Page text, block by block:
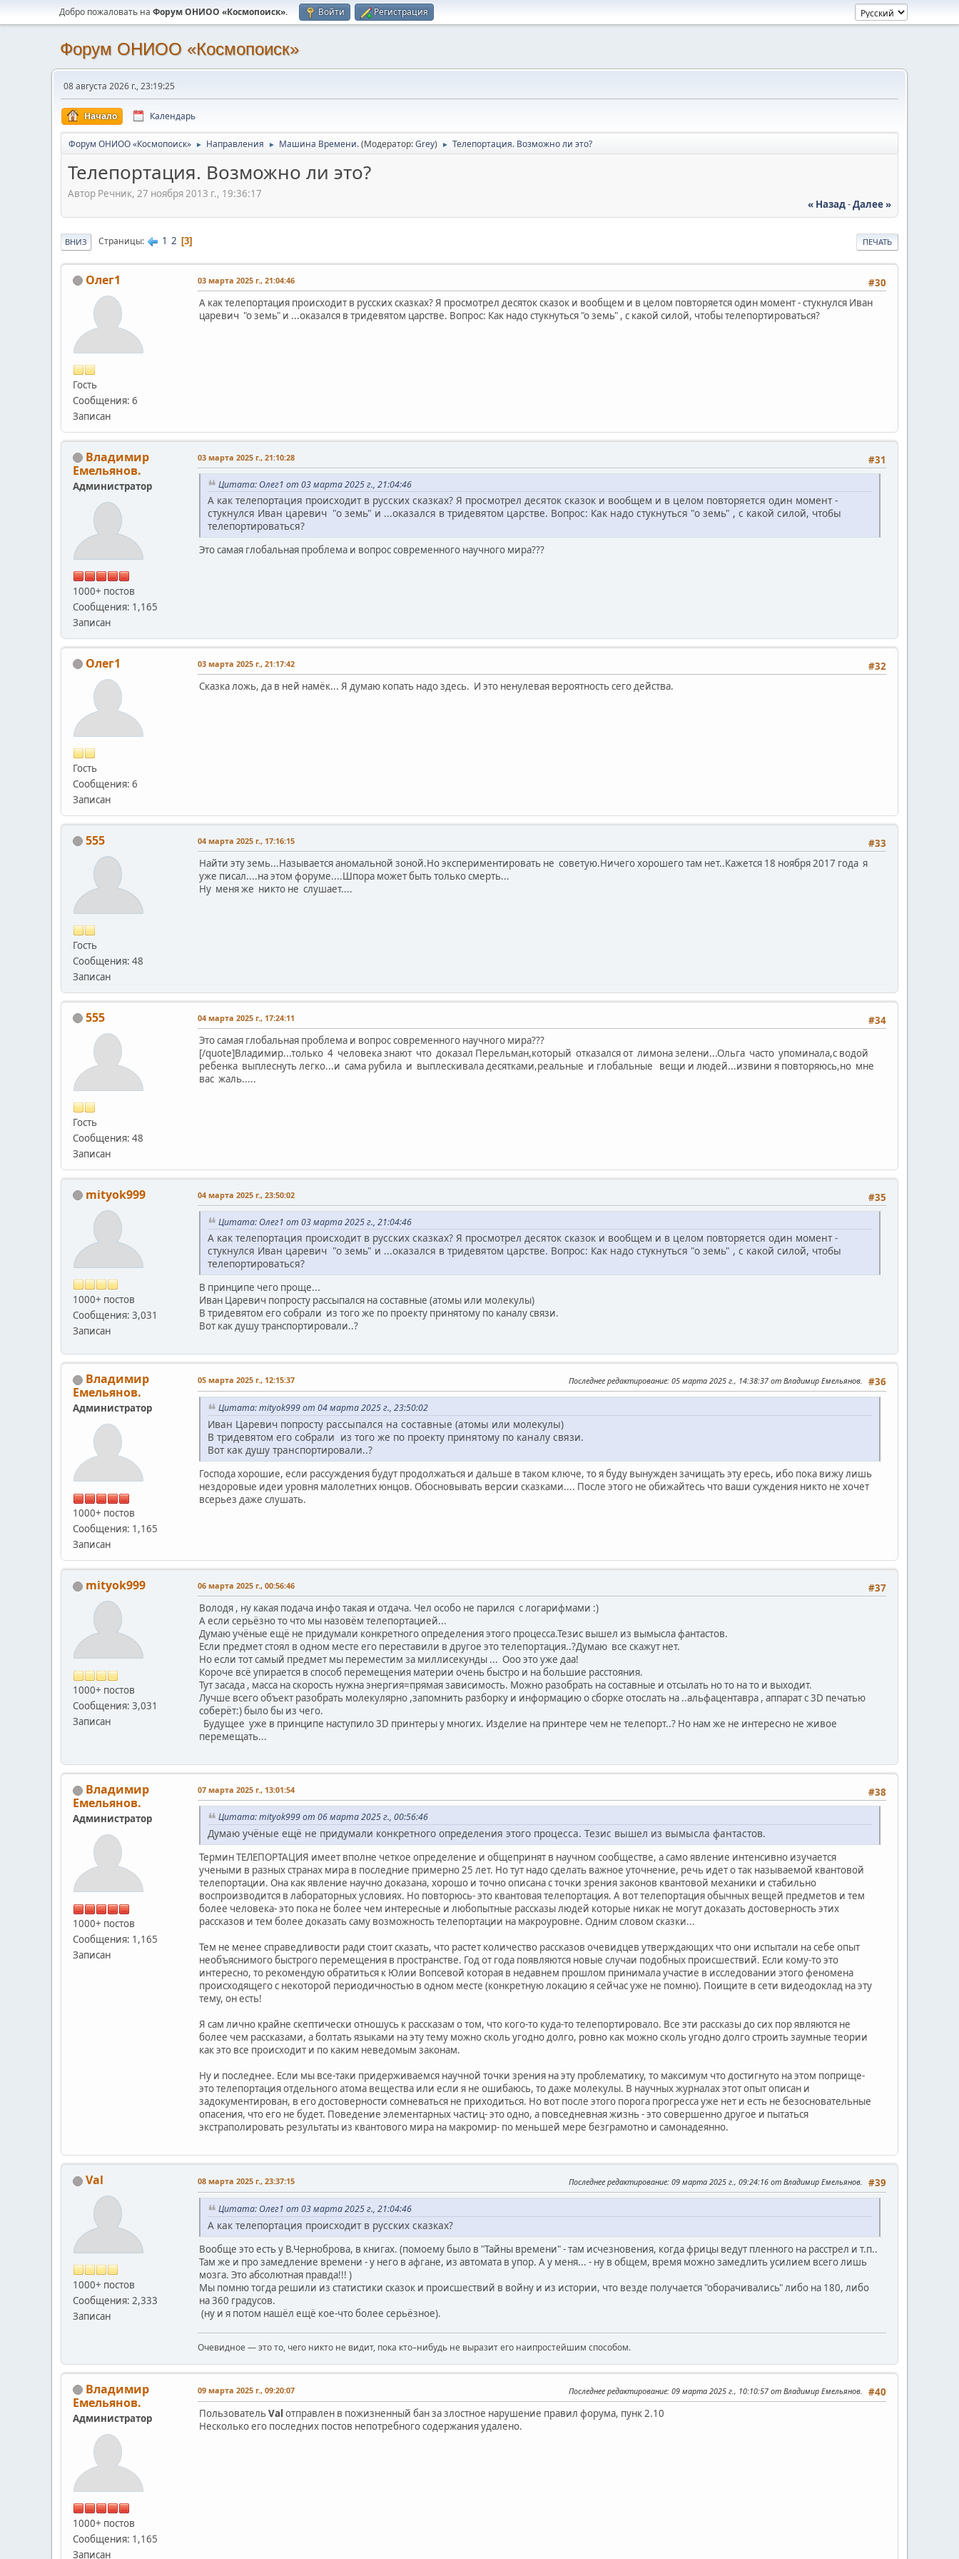
Добро пожаловать на Форум ОНИОО «Космопоиск». Войти Регистрация
Форум ОНИОО «Космопоиск»
08 августа 2026 г., 23:19:25
Начало Календарь
Форум ОНИОО «Космопоиск» ► Направления ► Машина Времени.(Модератор:Grey) ► Телепортация. Возможно ли это?
Телепортация. Возможно ли это?
Автор Речник, 27 ноября 2013 г., 19:36:17
« Назад-Далее »
ПЕЧАТЬ
ВНИЗ Страницы 1 2 3
Олег1
Гость
Сообщения: 6
Записан
#30
03 марта 2025 г., 21:04:46
А как телепортация происходит в русских сказках? Я просмотрел десяток сказок и вообщем и в целом повторяется один момент - стукнулся Иван
царевич "о земь" и ...оказался в тридевятом царстве. Вопрос: Как надо стукнуться "о земь" , с какой силой, чтобы телепортироваться?
Владимир
Емельянов.
Администратор
1000+ постов
Сообщения: 1,165
Записан
#31
03 марта 2025 г., 21:10:28
Цитата: Олег1 от 03 марта 2025 г., 21:04:46
А как телепортация происходит в русских сказках? Я просмотрел десяток сказок и вообщем и в целом повторяется один момент -
стукнулся Иван царевич "о земь" и ...оказался в тридевятом царстве. Вопрос: Как надо стукнуться "о земь" , с какой силой, чтобы
телепортироваться?
Это самая глобальная проблема и вопрос современного научного мира???
Олег1
Гость
Сообщения: 6
Записан
#32
03 марта 2025 г., 21:17:42
Сказка ложь, да в ней намёк... Я думаю копать надо здесь. И это ненулевая вероятность сего действа.
555
Гость
Сообщения: 48
Записан
#33
04 марта 2025 г., 17:16:15
Найти эту земь...Называется аномальной зоной.Но экспериментировать не советую.Ничего хорошего там нет..Кажется 18 ноября 2017 года я
уже писал....на этом форуме....Шпора может быть только смерть...
Ну меня же никто не слушает....
555
Гость
Сообщения: 48
Записан
#34
04 марта 2025 г., 17:24:11
Это самая глобальная проблема и вопрос современного научного мира???
[/quote]Владимир...только 4 человека знают что доказал Перельман,который отказался от лимона зелени...Ольга часто упоминала,с водой
ребенка выплеснуть легко...и сама рубила и выплескивала десятками,реальные и глобальные вещи и людей...извини я повторяюсь,но мне
вас жаль.....
mityok999
1000+ постов
Сообщения: 3,031
Записан
#35
04 марта 2025 г., 23:50:02
Цитата: Олег1 от 03 марта 2025 г., 21:04:46
А как телепортация происходит в русских сказках? Я просмотрел десяток сказок и вообщем и в целом повторяется один момент -
стукнулся Иван царевич "о земь" и ...оказался в тридевятом царстве. Вопрос: Как надо стукнуться "о земь" , с какой силой, чтобы
телепортироваться?
В принципе чего проще...
Иван Царевич попросту рассыпался на составные (атомы или молекулы)
В тридевятом его собрали из того же по проекту принятому по каналу связи.
Вот как душу транспортировали..?
Владимир
Емельянов.
Администратор
1000+ постов
Сообщения: 1,165
Записан
#36
05 марта 2025 г., 12:15:37 Последнее редактирование: 05 марта 2025 г., 14:38:37 от Владимир Емельянов.
Цитата: mityok999 от 04 марта 2025 г., 23:50:02
Иван Царевич попросту рассыпался на составные (атомы или молекулы)
В тридевятом его собрали из того же по проекту принятому по каналу связи.
Вот как душу транспортировали..?
Господа хорошие, если рассуждения будут продолжаться и дальше в таком ключе, то я буду вынужден зачищать эту ересь, ибо пока вижу лишь
нездоровые идеи уровня малолетних юнцов. Обосновывать версии сказками.... После этого не обижайтесь что ваши суждения никто не хочет
всерьез даже слушать.
mityok999
1000+ постов
Сообщения: 3,031
Записан
#37
06 марта 2025 г., 00:56:46
Володя , ну какая подача инфо такая и отдача. Чел особо не парился с логарифмами :)
А если серьёзно то что мы назовём телепортацией...
Думаю учёные ещё не придумали конкретного определения этого процесса.Тезис вышел из вымысла фантастов.
Если предмет стоял в одном месте его переставили в другое это телепортация..?Думаю все скажут нет.
Но если тот самый предмет мы переместим за миллисекунды ... Ооо это уже даа!
Короче всё упирается в способ перемещения материи очень быстро и на большие расстояния.
Тут засада , масса на скорость нужна энергия=прямая зависимость. Можно разобрать на составные и отсылать но то на то и выходит.
Лучше всего объект разобрать молекулярно ,запомнить разборку и информацию о сборке отослать на ..альфацентавра , аппарат с 3D печатью
соберёт:) было бы из чего.
Будущее уже в принципе наступило 3D принтеры у многих. Изделие на принтере чем не телепорт..? Но нам же не интересно не живое
перемещать...
Владимир
Емельянов.
Администратор
1000+ постов
Сообщения: 1,165
Записан
#38
07 марта 2025 г., 13:01:54
Цитата: mityok999 от 06 марта 2025 г., 00:56:46
Думаю учёные ещё не придумали конкретного определения этого процесса. Тезис вышел из вымысла фантастов.
Термин ТЕЛЕПОРТАЦИЯ имеет вполне четкое определение и общепринят в научном сообществе, а само явление интенсивно изучается
учеными в разных странах мира в последние примерно 25 лет. Но тут надо сделать важное уточнение, речь идет о так называемой квантовой
телепортации. Она как явление научно доказана, хорошо и точно описана с точки зрения законов квантовой механики и стабильно
воспроизводится в лабораторных условиях. Но повторюсь- это квантовая телепортация. А вот телепортация обычных вещей предметов и тем
более человека- это пока не более чем интересные и любопытные рассказы людей которые никак не могут доказать достоверность этих
рассказов и тем более доказать саму возможность телепортации на макроуровне. Одним словом сказки...
Тем не менее справедливости ради стоит сказать, что растет количество рассказов очевидцев утверждающих что они испытали на себе опыт
необъяснимого быстрого перемещения в пространстве. Год от года появляются новые случаи подобных происшествий. Если кому-то это
интересно, то рекомендую обратиться к Юлии Вопсевой которая в недавнем прошлом принимала участие в исследовании этого феномена
происходящего с некоторой периодичностью в одном месте (конкретную локацию я сейчас уже не помню). Поищите в сети видеодоклад на эту
тему, он есть!
Я сам лично крайне скептически отношусь к рассказам о том, что кого-то куда-то телепортировало. Все эти рассказы до сих пор являются не
более чем рассказами, а болтать языками на эту тему можно сколь угодно долго, ровно как можно сколь угодно долго строить заумные теории
как это все происходит и по каким неведомым законам.
Ну и последнее. Если мы все-таки придерживаемся научной точки зрения на эту проблематику, то максимум что достигнуто на этом поприще-
это телепортация отдельного атома вещества или если я не ошибаюсь, то даже молекулы. В научных журналах этот опыт описан и
задокументирован, в его достоверности сомневаться не приходиться. Но вот после этого порога прогресса уже нет и есть не безосновательные
опасения, что его не будет. Поведение элементарных частиц- это одно, а повседневная жизнь - это совершенно другое и пытаться
экстраполировать результаты из квантового мира на макромир- по меньшей мере безграмотно и самонадеянно.
Val
1000+ постов
Сообщения: 2,333
Записан
#39
08 марта 2025 г., 23:37:15 Последнее редактирование: 09 марта 2025 г., 09:24:16 от Владимир Емельянов.
Цитата: Олег1 от 03 марта 2025 г., 21:04:46
А как телепортация происходит в русских сказках?
Вообще это есть у В.Черноброва, в книгах. (помоему было в "Тайны времени" - там исчезновения, когда фрицы ведут пленного на расстрел и т.п..
Там же и про замедление времени - у него в афгане, из автомата в упор. А у меня... - ну в общем, время можно замедлить усилием всего лишь
мозга. Это абсолютная правда!!! )
Мы помню тогда решили из статистики сказок и происшествий в войну и из истории, что везде получается "оборачивались" либо на 180, либо
на 360 градусов.
(ну и я потом нашёл ещё кое-что более серьёзное).
Очевидное — это то, чего никто не видит, пока кто–нибудь не выразит его наипростейшим способом.
Владимир
Емельянов.
Администратор
1000+ постов
Сообщения: 1,165
Записан
#40
09 марта 2025 г., 09:20:07 Последнее редактирование: 09 марта 2025 г., 10:10:57 от Владимир Емельянов.
ПользовательVal отправлен в пожизненный бан за злостное нарушение правил форума, пунк 2.10
Несколько его последних постов непотребного содержания удалено.